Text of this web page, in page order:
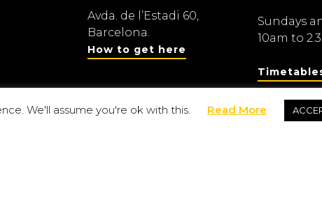
Avda. de l’Estadi 60,
Barcelona.
How to get here
Sundays
10am to
We'll assume you're ok with this. Read More